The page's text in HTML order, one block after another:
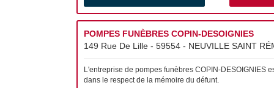
POMPES FUNÈBRES COPIN-DESOIGNIES
149 Rue De Lille - 59554 - NEUVILLE SAINT
L'entreprise de pompes funèbres COPIN-DESOIGNIES
dans le respect de la mémoire du défunt.